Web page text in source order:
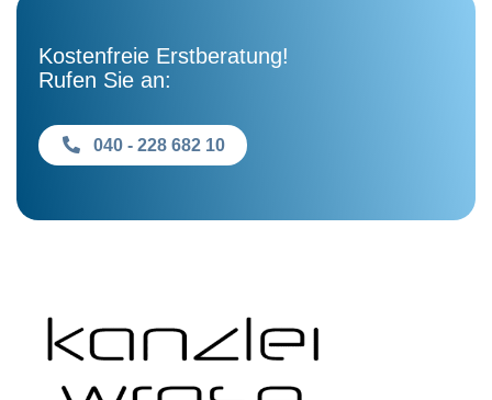
Kostenfreie Erstberatung!
Rufen Sie an:
040 - 228 682 10